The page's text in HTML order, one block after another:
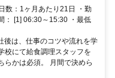
数：1ヶ月あたり21日 ・勤
： [1] 06:30～15:30 ・最低
後は、仕事のコツや流れを学
校にて給食調理スタッフを
らかは必須。 月間で決めら